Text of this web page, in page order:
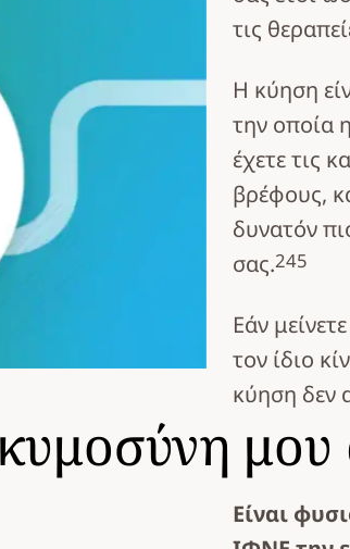
τις
Η κύηση
την οποία
έχετε τις
βρέφους,
δυνατόν
σας.245
Εάν
τον ίδιο
κύηση δεν
Είναι